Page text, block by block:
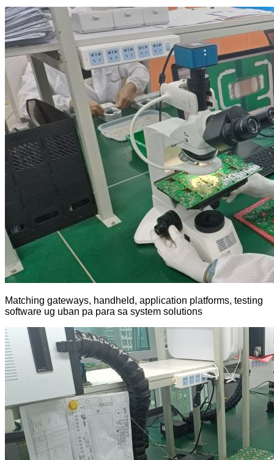
Matching gateways, handheld, application platforms, testing
software ug uban pa para sa system solutions